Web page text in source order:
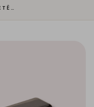
CENT PUR CENT AKIŲ ŠEŠĖLIŲ PALETĖ | WONDER